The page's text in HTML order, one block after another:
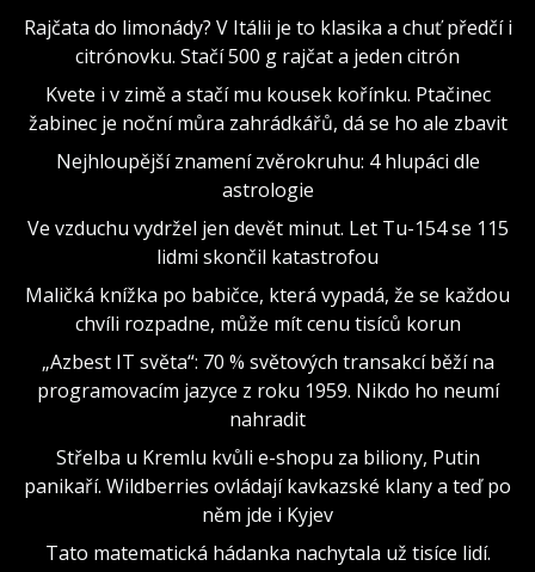
Rajčata do limonády? V Itálii je to klasika a chuť předčí i
citrónovku. Stačí 500 g rajčat a jeden citrón
Kvete i v zimě a stačí mu kousek kořínku. Ptačinec
žabinec je noční můra zahrádkářů, dá se ho ale zbavit
Nejhloupější znamení zvěrokruhu: 4 hlupáci dle
astrologie
Ve vzduchu vydržel jen devět minut. Let Tu-154 se 115
lidmi skončil katastrofou
Maličká knížka po babičce, která vypadá, že se každou
chvíli rozpadne, může mít cenu tisíců korun
„Azbest IT světa“: 70 % světových transakcí běží na
programovacím jazyce z roku 1959. Nikdo ho neumí
nahradit
Střelba u Kremlu kvůli e-shopu za biliony, Putin
panikaří. Wildberries ovládají kavkazské klany a teď po
něm jde i Kyjev
Tato matematická hádanka nachytala už tisíce lidí.